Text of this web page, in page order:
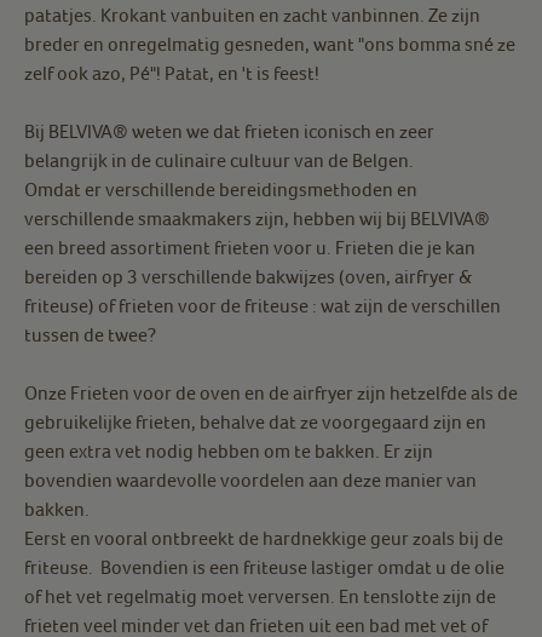
patatjes. Krokant vanbuiten en zacht vanbinnen. Ze zijn
breder en onregelmatig gesneden, want "ons bomma sné ze
zelf ook azo, Pé"! Patat, en 't is feest!
Bij BELVIVA® weten we dat frieten iconisch en zeer
belangrijk in de culinaire cultuur van de Belgen.
Omdat er verschillende bereidingsmethoden en
verschillende smaakmakers zijn, hebben wij bij BELVIVA®
een breed assortiment frieten voor u. Frieten die je kan
bereiden op 3 verschillende bakwijzes (oven, airfryer &
friteuse) of frieten voor de friteuse : wat zijn de verschillen
tussen de twee?
Onze Frieten voor de oven en de airfryer zijn hetzelfde als de
gebruikelijke frieten, behalve dat ze voorgegaard zijn en
geen extra vet nodig hebben om te bakken. Er zijn
bovendien waardevolle voordelen aan deze manier van
bakken.
Eerst en vooral ontbreekt de hardnekkige geur zoals bij de
friteuse. Bovendien is een friteuse lastiger omdat u de olie
of het vet regelmatig moet verversen. En tenslotte zijn de
frieten veel minder vet dan frieten uit een bad met vet of